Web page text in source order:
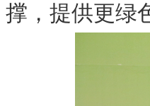
撑，提供更绿